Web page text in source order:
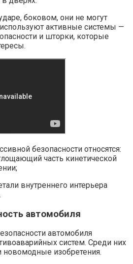
боковом, они не могут
используют активные системы —
и шторки, которые
безопасности относятся:
часть кинетической
внутреннего интерьера
автомобиля
автомобиля
систем. Среди них
новомодные изобретения.